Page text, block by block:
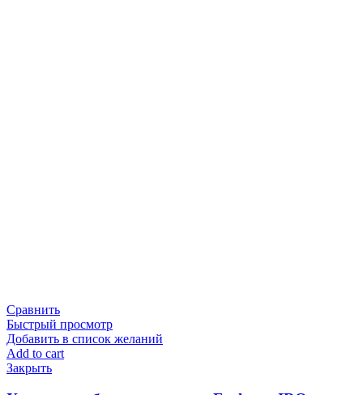
Сравнить
Быстрый просмотр
Добавить в список желаний
Add to cart
Закрыть